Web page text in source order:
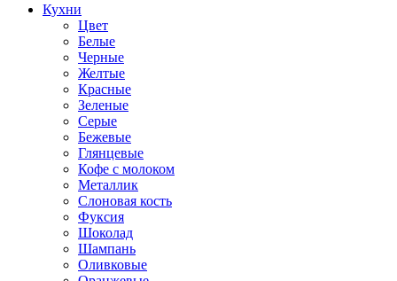
Кухни
Цвет
Белые
Черные
Желтые
Красные
Зеленые
Серые
Бежевые
Глянцевые
Кофе с молоком
Металлик
Слоновая кость
Фуксия
Шоколад
Шампань
Оливковые